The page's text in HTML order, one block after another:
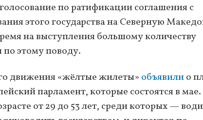
по ратификации соглашения с
этого государства на Северную
на выступления большому количеству
по этому поводу.
движения «жёлтые жилеты» объявилио
парламент, которые состоятся в
от 29 до 53 лет, среди которых —